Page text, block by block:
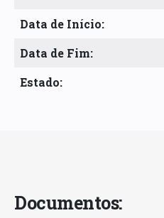
Data de Início:
Data de Fim:
Estado:
Documentos: